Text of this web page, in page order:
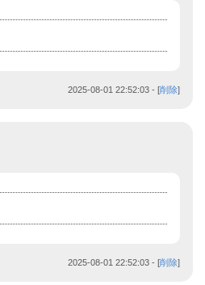
2025-08-01 22:52:03 - [削除]
2025-08-01 22:52:03 - [削除]